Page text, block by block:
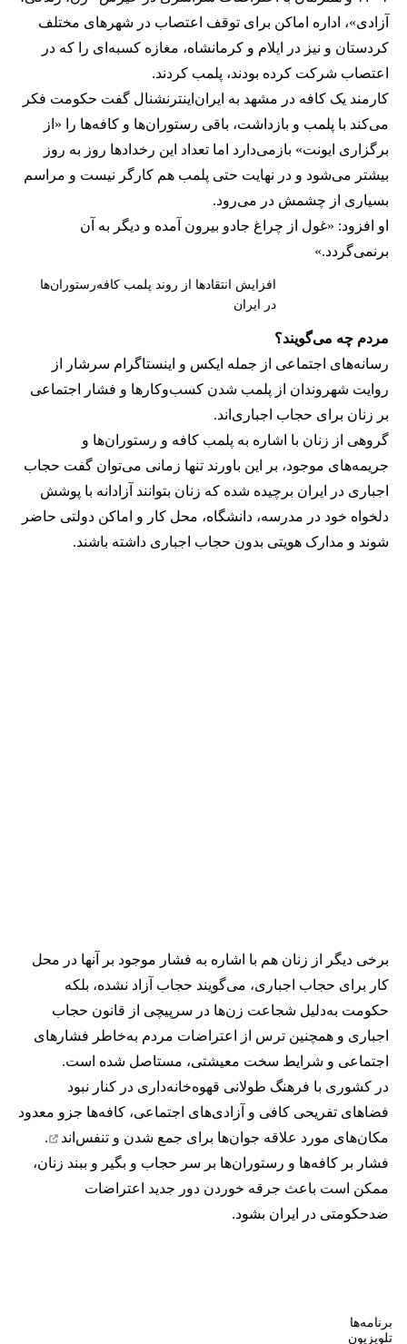
آزادی»، اداره اماکن برای توقف اعتصاب در شهرهای مختلف
کردستان و نیز در ایلام و کرمانشاه، مغازه کسبه‌ای را که در
اعتصاب شرکت کرده بودند، پلمب کردند.
کارمند یک کافه در مشهد به ایران‌اینترنشنال گفت حکومت فکر
می‌کند با پلمب و بازداشت، باقی رستوران‌ها و کافه‌ها را «از
برگزاری ایونت» بازمی‌دارد اما تعداد این رخدادها روز به روز
بیشتر می‌شود و در نهایت حتی پلمب هم کارگر نیست و مراسم
بسیاری از چشمش در می‌رود.
او افزود: «غول از چراغ جادو بیرون آمده و دیگر به آن
برنمی‎‌گردد.»
افزایش انتقادها از روند پلمب کافه‌رستوران‌ها
در ایران
مردم چه می‌گویند؟
رسانه‎‌های اجتماعی از جمله ایکس و اینستاگرام سرشار از
روایت شهروندان از پلمب شدن کسب‌وکارها و فشار اجتماعی
بر زنان برای حجاب اجباری‌اند.
گروهی از زنان با اشاره به پلمب کافه و رستوران‌ها و
جریمه‌های موجود، بر این باورند تنها زمانی می‌توان گفت حجاب
اجباری در ایران برچیده شده که زنان بتوانند آزادانه با پوشش
دلخواه خود در مدرسه، دانشگاه، محل کار و اماکن دولتی حاضر
شوند و مدارک هویتی بدون حجاب اجباری داشته باشند.
برخی دیگر از زنان هم با اشاره به فشار موجود بر آنها در محل
کار برای حجاب اجباری، می‌گویند حجاب آزاد نشده، بلکه
حکومت به‌دلیل شجاعت زن‌ها در سرپیچی از قانون حجاب
اجباری و همچنین ترس از اعتراضات مردم به‌خاطر فشارهای
اجتماعی و شرایط سخت معیشتی، مستاصل شده است.
در کشوری با فرهنگ طولانی قهوه‌‌خانه‌داری در کنار نبود
فضاهای تفریحی کافی و آزادی‌های اجتماعی، کافه‌ها جزو معدود
مکان‌های مورد علاقه جوان‌ها برای جمع شدن و تنفس‌اند
.
فشار بر کافه‌ها و رستوران‌ها بر سر حجاب و بگیر و ببند زنان،
ممکن است باعث جرقه خوردن دور جدید اعتراضات
ضدحکومتی در ایران بشود.
برنامه‌ها
تلویزیون